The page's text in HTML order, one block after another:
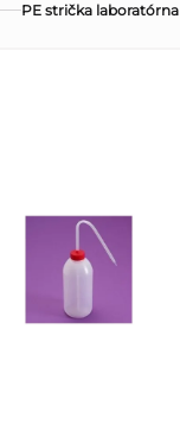
PE strička laboratórna